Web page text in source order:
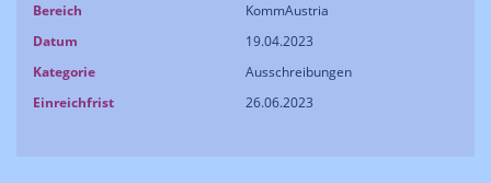
Bereich
KommAustria
Datum
19.04.2023
Kategorie
Ausschreibungen
Einreichfrist
26.06.2023